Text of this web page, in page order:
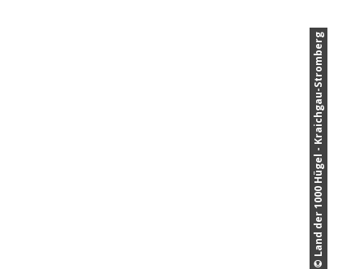
© Land der 1000 Hügel - Kraichgau-Stromberg